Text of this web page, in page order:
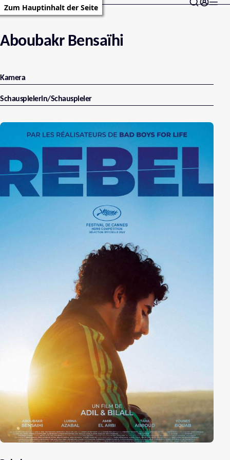
Zum Hauptinhalt der Seite
Aboubakr Bensaïhi
Kamera
Schauspielerin/Schauspieler